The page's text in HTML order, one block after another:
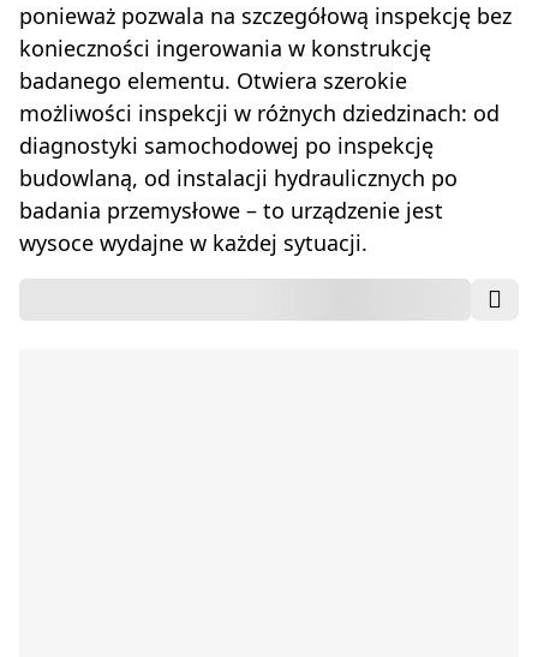
ponieważ pozwala na szczegółową inspekcję bez
konieczności ingerowania w konstrukcję
badanego elementu. Otwiera szerokie
możliwości inspekcji w różnych dziedzinach: od
diagnostyki samochodowej po inspekcję
budowlaną, od instalacji hydraulicznych po
badania przemysłowe – to urządzenie jest
wysoce wydajne w każdej sytuacji.